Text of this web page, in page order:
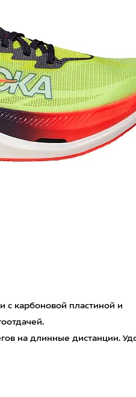
с карбоновой пластиной и
на длинные дистанции.